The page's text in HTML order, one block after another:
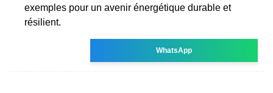
exemples pour un avenir énergétique durable et
résilient.
WhatsApp